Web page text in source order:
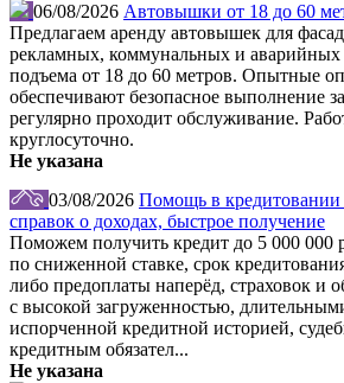
06/08/2026 Автовышки от 18 до 60
Предлагаем аренду автовышек для
рекламных, коммунальных и аварийных
подъема от 18 до 60 метров. Опытные
обеспечивают безопасное выполнение
регулярно проходит обслуживание.
круглосуточно.
Не указана
03/08/2026 Помощь в кредитовании
справок о доходах, быстрое получение
Поможем получить кредит до 5 000 000
по сниженной ставке, срок
либо предоплаты наперёд, страховок и
с высокой загруженностью,
испорченной кредитной историей,
кредитным обязател...
Не указана